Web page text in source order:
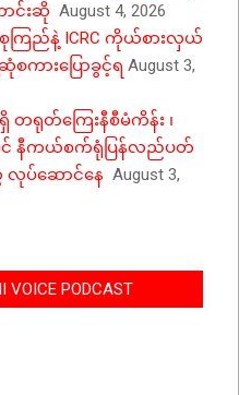
ာင်းဆို August 4, 2026
စုကြည်နဲ့ ICRC ကိုယ်စားလှယ်
ားပြောခွင့်ရ August 3,
တရုတ်ကြေးနီစီမံကိန်း ၊
င် နီကယ်စက်ရုံပြန်လည်ပတ်
လုပ်ဆောင်နေ August 3,
VOICE PODCAST